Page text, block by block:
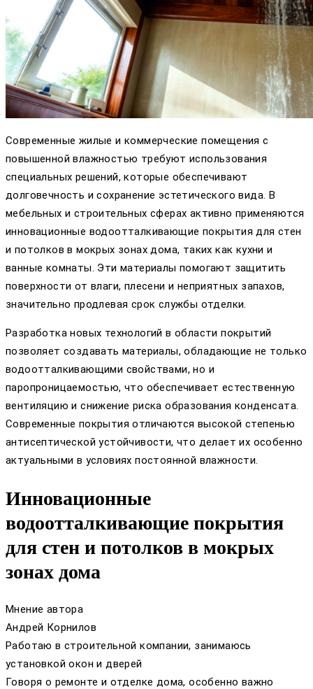
Современные жилые и коммерческие помещения с
повышенной влажностью требуют использования
специальных решений, которые обеспечивают
долговечность и сохранение эстетического вида. В
мебельных и строительных сферах активно применяются
инновационные водоотталкивающие покрытия для стен
и потолков в мокрых зонах дома, таких как кухни и
ванные комнаты. Эти материалы помогают защитить
поверхности от влаги, плесени и неприятных запахов,
значительно продлевая срок службы отделки.
Разработка новых технологий в области покрытий
позволяет создавать материалы, обладающие не только
водоотталкивающими свойствами, но и
паропроницаемостью, что обеспечивает естественную
вентиляцию и снижение риска образования конденсата.
Современные покрытия отличаются высокой степенью
антисептической устойчивости, что делает их особенно
актуальными в условиях постоянной влажности.
Инновационные
водоотталкивающие покрытия
для стен и потолков в мокрых
зонах дома
Мнение автора
Андрей Корнилов
Работаю в строительной компании, занимаюсь
установкой окон и дверей
Говоря о ремонте и отделке дома, особенно важно